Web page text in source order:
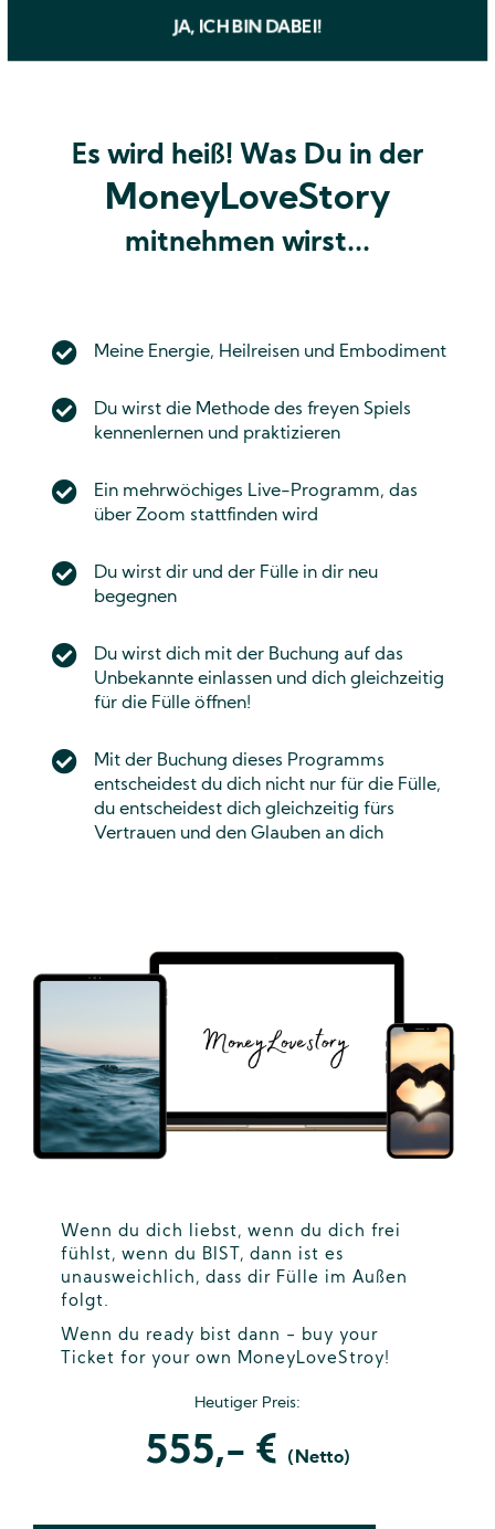
JA, ICH BIN DABEI!
Es wird heiß! Was Du in der
MoneyLoveStory
mitnehmen wirst...
Meine Energie, Heilreisen und Embodiment
Du wirst die Methode des freyen Spiels
kennenlernen und praktizieren
Ein mehrwöchiges Live-Programm, das
über Zoom stattfinden wird
Du wirst dir und der Fülle in dir neu
begegnen
Du wirst dich mit der Buchung auf das
Unbekannte einlassen und dich gleichzeitig
für die Fülle öffnen!
Mit der Buchung dieses Programms
entscheidest du dich nicht nur für die Fülle,
du entscheidest dich gleichzeitig fürs
Vertrauen und den Glauben an dich
Wenn du dich liebst, wenn du dich frei
fühlst, wenn du BIST, dann ist es
unausweichlich, dass dir Fülle im Außen
folgt.
Wenn du ready bist dann - buy your
Ticket for your own MoneyLoveStroy!
Heutiger Preis:
555,- € (Netto)